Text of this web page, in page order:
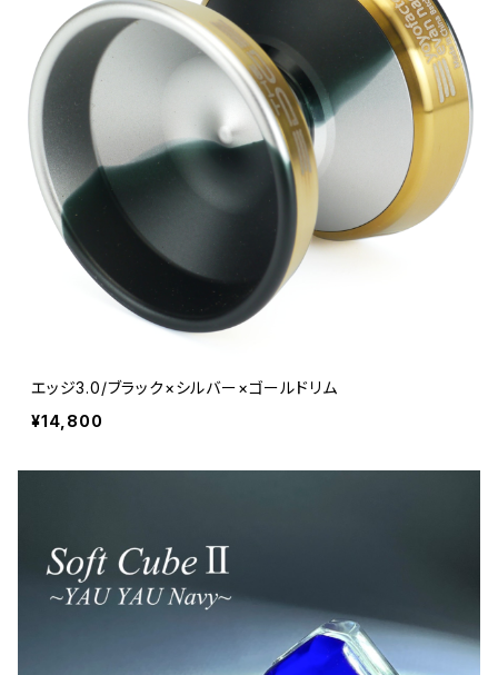
エッジ3.0/ブラック×シルバー×ゴールドリム
¥14,800